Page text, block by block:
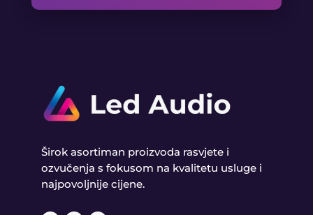
Širok asortiman proizvoda rasvjete i
ozvučenja s fokusom na kvalitetu usluge i
najpovoljnije cijene.